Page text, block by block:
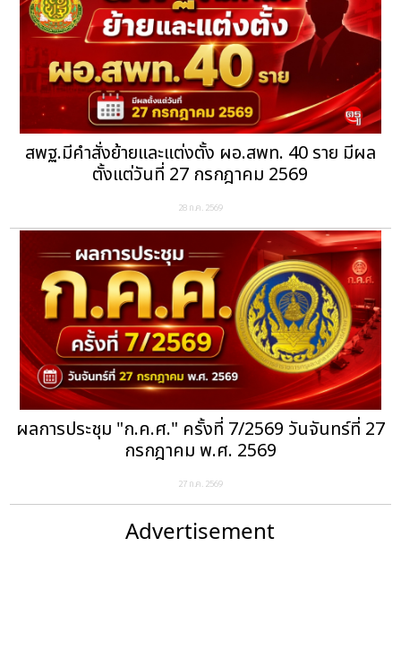
สพฐ.มีคำสั่งย้ายและแต่งตั้ง ผอ.สพท. 40 ราย มีผล
ตั้งแต่วันที่ 27 กรกฎาคม 2569
28 ก.ค. 2569
ผลการประชุม "ก.ค.ศ." ครั้งที่ 7/2569 วันจันทร์ที่ 27
กรกฎาคม พ.ศ. 2569
27 ก.ค. 2569
Advertisement